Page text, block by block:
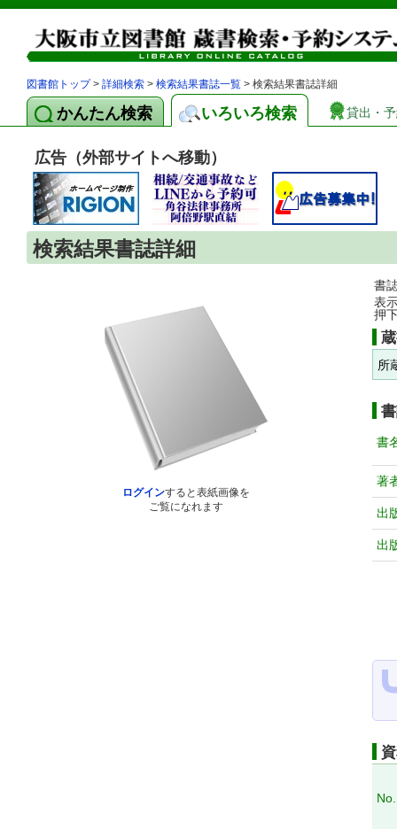
図書館トップ> 詳細検索 > 検索結果書誌一覧 > 検索結果書誌詳細
かんたん検索 いろいろ検索 貸出・
広告（外部サイトへ移動）
検索結果書誌詳細
ログインすると表紙画像を
ご覧になれます
書
表
押
所
書
著
出
出
No.